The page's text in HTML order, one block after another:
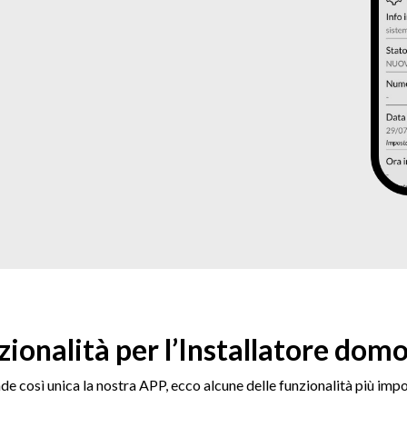
per l’Installatore
così unica la nostra APP, ecco alcune delle funzionalità più